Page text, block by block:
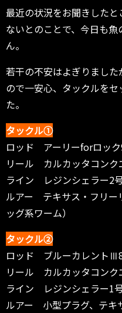
最近の状況をお聞きした
ないとのことで、今日も
ん。
若干の不安はよぎりまし
ので一安心、タックルを
た。
タックル①
ロッド アーリーforロッ
リール カルカッタコンク
ライン レジンシェラー2
ルアー テキサス・フリー
ッグ系ワーム）
タックル②
ロッド ブルーカレント
リール カルカッタコンク
ライン レジンシェラー1
ルアー 小型プラグ、テキ